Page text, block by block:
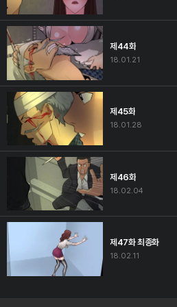
제44화
18.01.21
제45화
18.01.28
제46화
18.02.04
제47화 최종화
18.02.11